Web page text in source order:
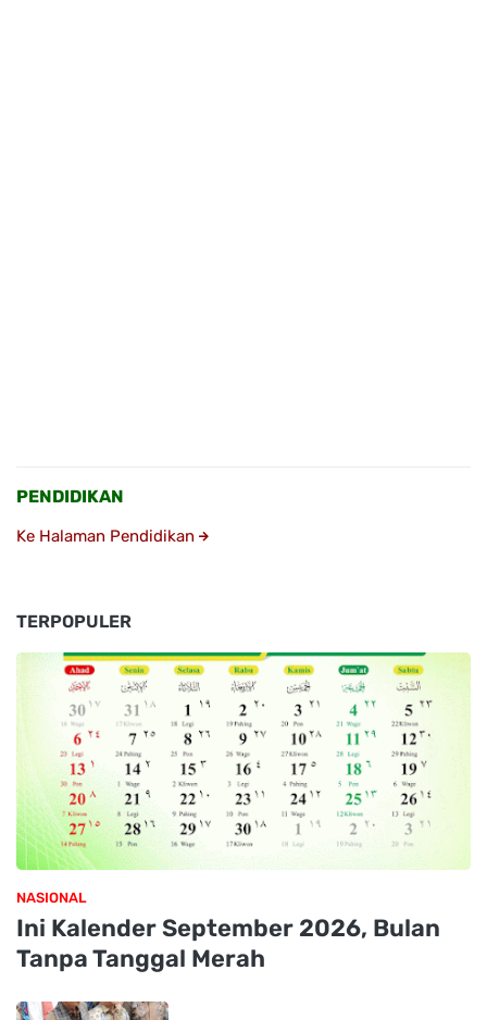
PENDIDIKAN
Ke Halaman Pendidikan
TERPOPULER
NASIONAL
Ini Kalender September 2026, Bulan
Tanpa Tanggal Merah